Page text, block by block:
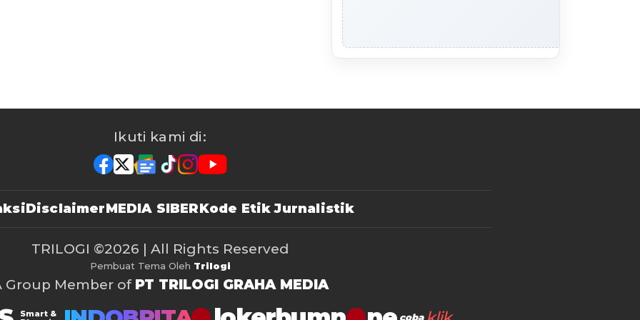
Ikuti kami di:
DisclaimerMEDIA SIBERKode Etik Jurnalistik
TRILOGI ©2026 | All Rights Reserved
Pembuat Tema Oleh Trilogi
Group Member of PT TRILOGI GRAHA MEDIA
Smart &
coba